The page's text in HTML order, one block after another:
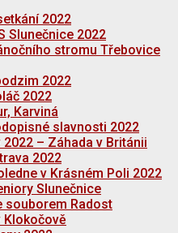
2022
Slunečnice 2022
stromu Třebovice
2022
2022
Karviná
slavnosti 2022
2022 – Záhada v Británii
2022
v Krásném Poli 2022
Slunečnice
souborem Radost
Klokočově